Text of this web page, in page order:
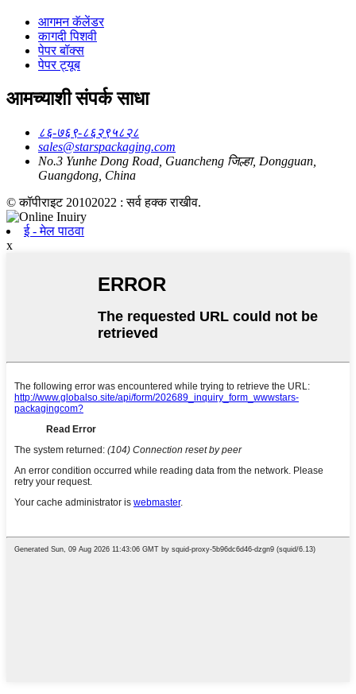
आगमन कॅलेंडर
कागदी पिशवी
पेपर बॉक्स
पेपर ट्यूब
आमच्याशी संपर्क साधा
८६-७६९-८६२९५८२८
sales@starspackaging.com
No.3 Yunhe Dong Road, Guancheng जिल्हा, Dongguan,
Guangdong, China
© कॉपीराइट 20102022 : सर्व हक्क राखीव.
ई - मेल पाठवा
x